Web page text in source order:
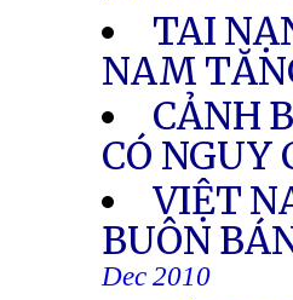
TAI
NAM
CẢNH
CÓ NGUY
VIỆT
BUÔN
Dec 2010